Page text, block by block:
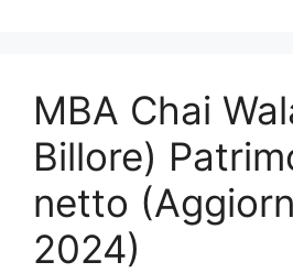
MBA Chai
Billore)
netto
2024)